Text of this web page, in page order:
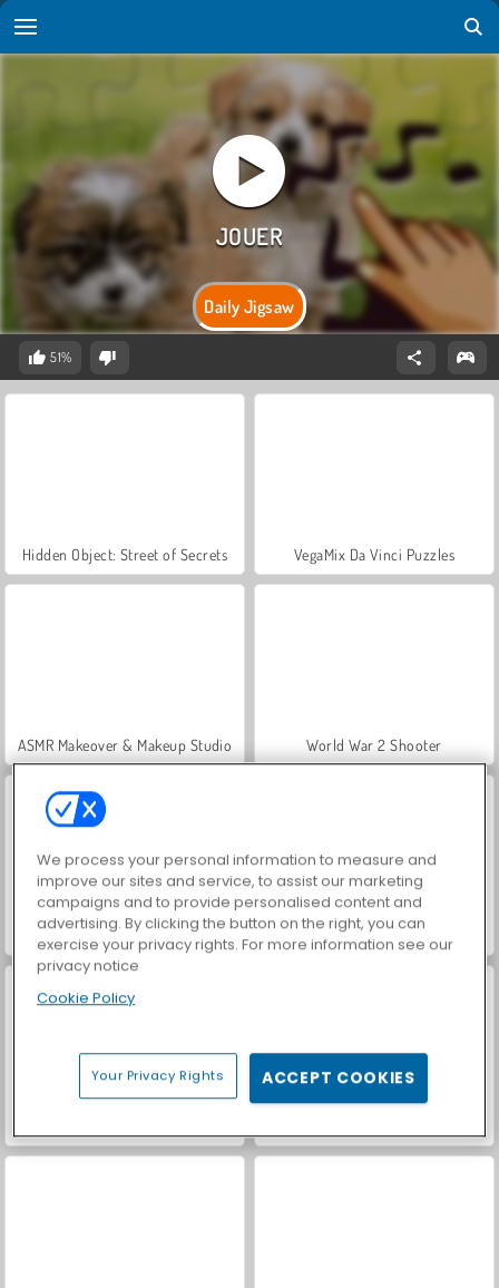
Daily Jigsaw
51%
Hidden Object: Street of Secrets VegaMix Da Vinci Puzzles
ASMR Makeover & Makeup Studio World War 2 Shooter
Farm Merge Valley Car Parking City Duel
We process your personal information to measure and
improve our sites and service, to assist our marketing
campaigns and to provide personalised content and
advertising. By clicking the button on the right, you can
exercise your privacy rights. For more information see our
privacy notice
Cookie Policy
Your Privacy Rights ACCEPT COOKIES